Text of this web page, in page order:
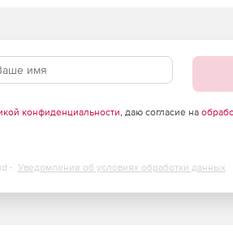
конфиденциальности, даю согласие на
- Уведомление об условиях обработки данных